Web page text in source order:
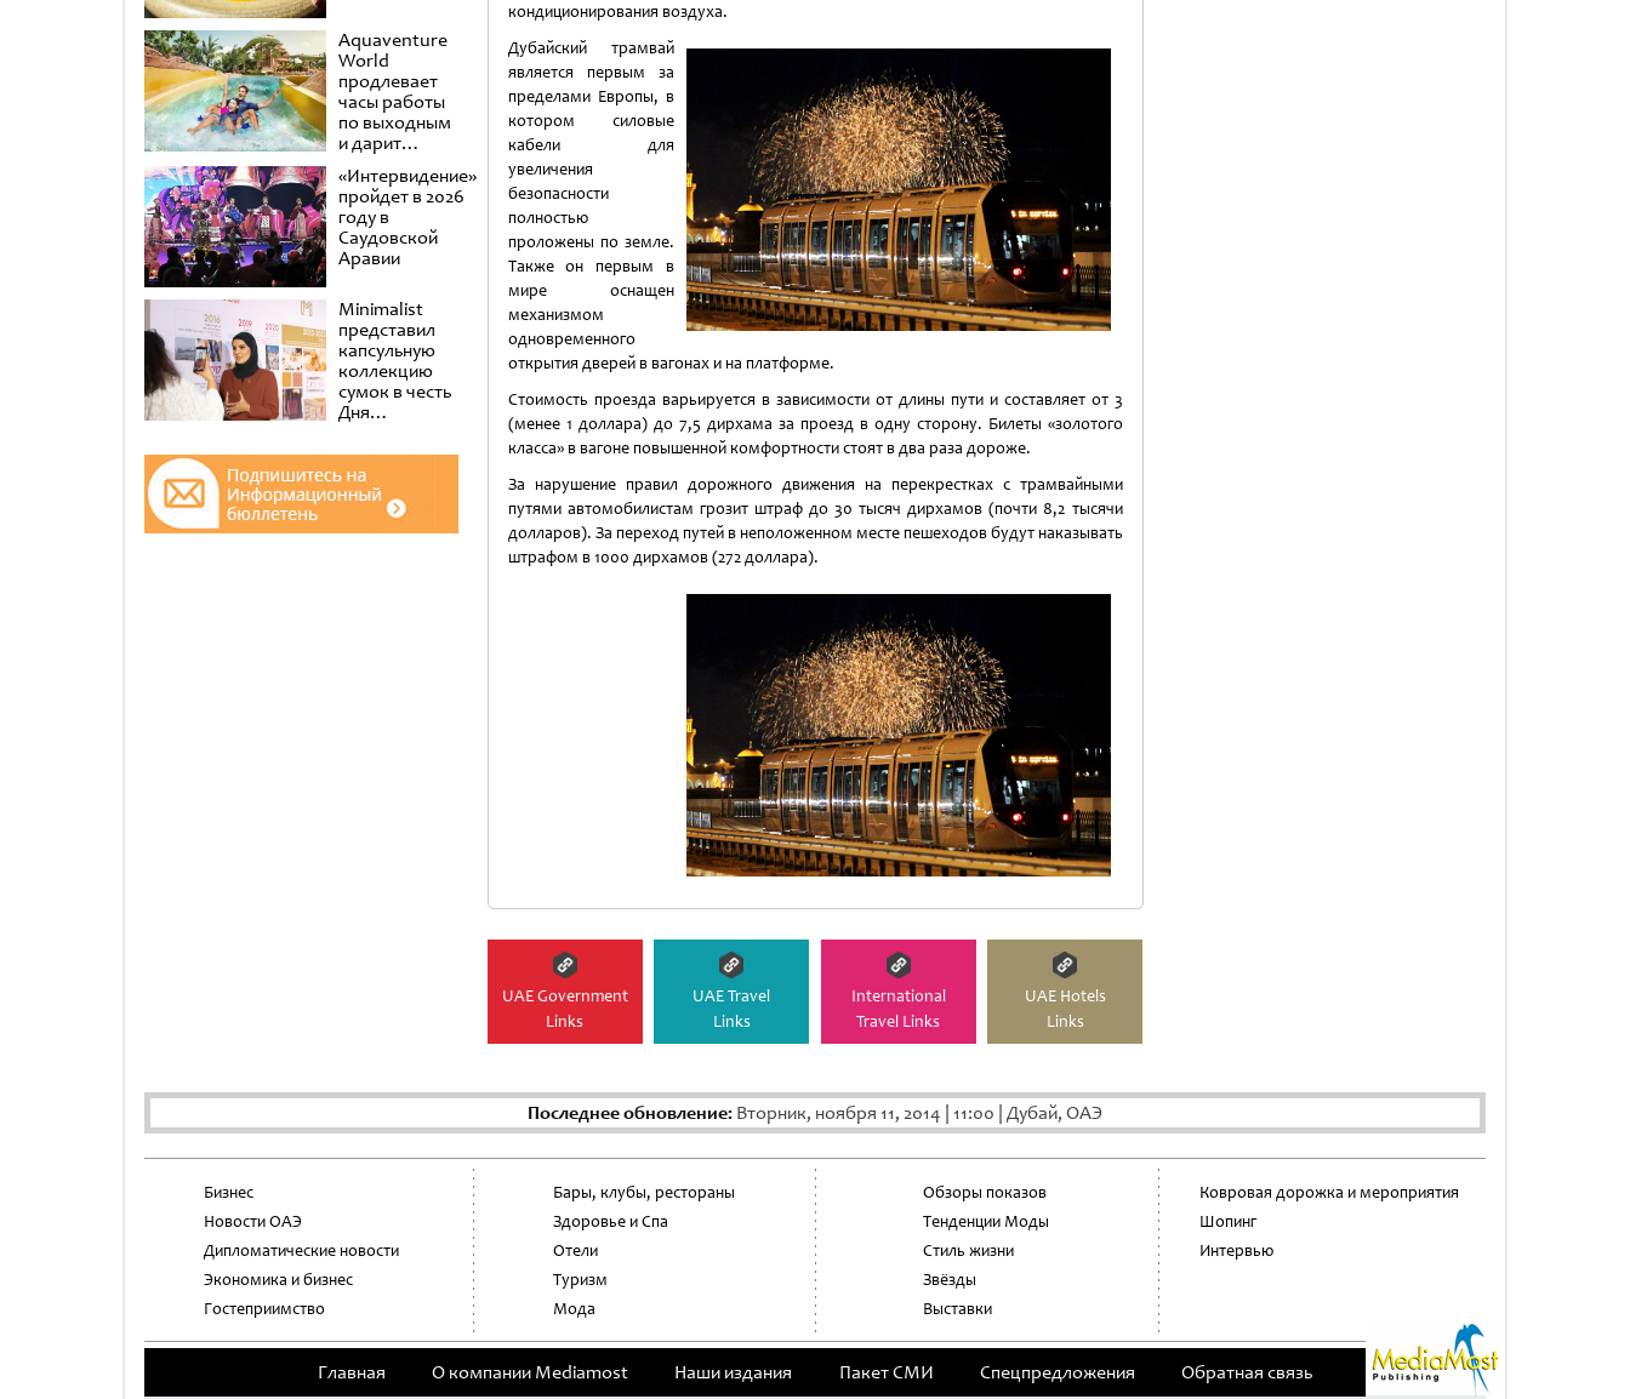
Aquaventure
World
продлевает
часы работы
по выходным
и дарит
второй день в
подарок
«Интервидение»
пройдет в 2026
году в
Саудовской
Аравии
Minimalist
представил
капсульную
коллекцию
сумок в честь
Дня
женщин в
музее Al
Shindagha
кондиционирования воздуха.
Дубайский трамвай
является первым за
пределами Европы, в
котором силовые
кабели для
увеличения
безопасности
полностью
проложены по земле.
Также он первым в
мире оснащен
механизмом
одновременного
открытия дверей в вагонах и на платформе.
Стоимость проезда варьируется в зависимости от длины пути и составляет от 3
(менее 1 доллара) до 7,5 дирхама за проезд в одну сторону. Билеты «золотого
класса» в вагоне повышенной комфортности стоят в два раза дороже.
За нарушение правил дорожного движения на перекрестках с трамвайными
путями автомобилистам грозит штраф до 30 тысяч дирхамов (почти 8,2 тысячи
долларов). За переход путей в неположенном месте пешеходов будут наказывать
штрафом в 1000 дирхамов (272 доллара).
UAE Government
Links
UAE Travel
Links
International
Travel Links
UAE Hotels
Links
Последнее обновление: Вторник, ноября 11, 2014 | 11:00 | Дубай, ОАЭ
Бизнес
Новости ОАЭ
Дипломатические новости
Экономика и бизнес
Гостеприимство
Бары, клубы, рестораны
Здоровье и Спа
Отели
Туризм
Мода
Обзоры показов
Тенденции Моды
Стиль жизни
Звёзды
Выставки
Ковровая дорожка и мероприятия
Шопинг
Интервью
Главная О компании Mediamost Наши издания Пакет СМИ Cпецпредложения Обратная связь